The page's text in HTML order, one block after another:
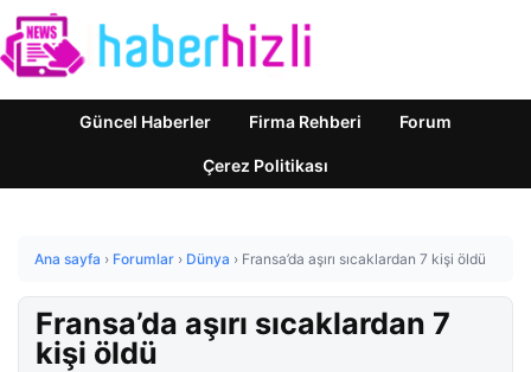
Güncel Haberler Firma Rehberi Forum
Çerez Politikası
Ana sayfa › Forumlar › Dünya › Fransa’da aşırı sıcaklardan 7 kişi öldü
Fransa’da aşırı sıcaklardan 7
kişi öldü